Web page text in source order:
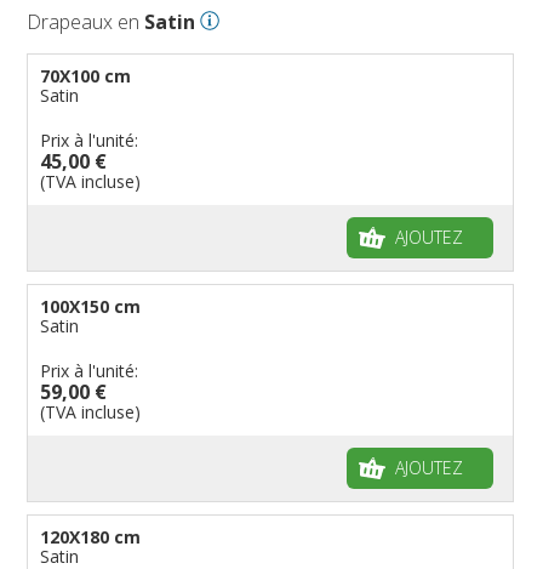
Drapeaux en Satin
70X100 cm
Satin
Prix à l'unité:
45,00 €
(TVA incluse)
AJOUTEZ
100X150 cm
Satin
Prix à l'unité:
59,00 €
(TVA incluse)
AJOUTEZ
120X180 cm
Satin